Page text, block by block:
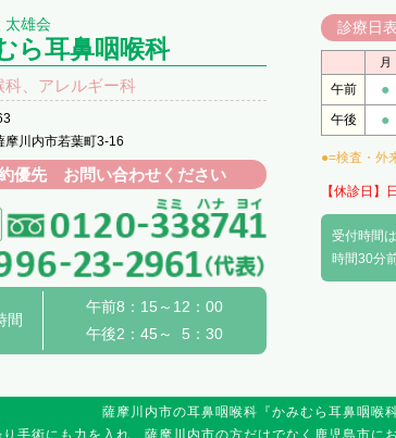
太雄会
ら耳鼻咽喉科
科、アレルギー科
摩川内市若葉町3-16
優先 お問い合わせください
間
午前8：15～12：00
午後2：45～ 5：30
診療日表
月
午前 ●
午後 ●
●=検査・外
【休診日】
受付時間
時間30分
薩摩川内市の耳鼻咽喉科『かみむら耳鼻咽喉
り手術にも力を入れ、薩摩川内市の方だけでなく鹿児島市